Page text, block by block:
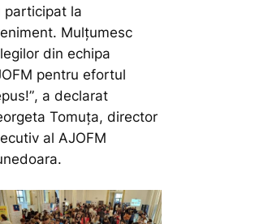
participat la
Mulțumesc
din echipa
pentru efortul
, a declarat
Tomuța, director
al AJOFM